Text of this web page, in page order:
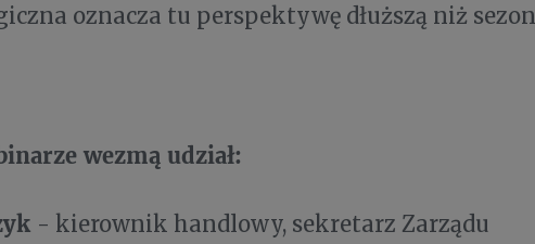
oznacza tu perspektywę dłuższą niż sezon
wezmą udział:
- kierownik handlowy, sekretarz Zarządu